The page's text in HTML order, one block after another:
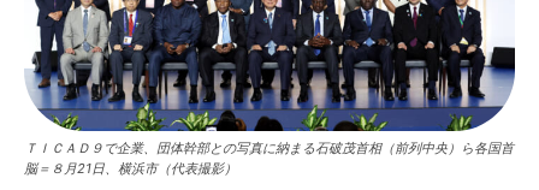
ＴＩＣＡＤ９で企業、団体幹部との写真に納まる石破茂首相（前列中央）ら各国首
脳＝８月21日、横浜市（代表撮影）